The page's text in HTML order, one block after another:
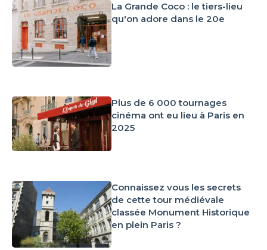
La Grande Coco : le tiers-lieu
qu'on adore dans le 20e
Plus de 6 000 tournages
cinéma ont eu lieu à Paris en
2025
Connaissez vous les secrets
de cette tour médiévale
classée Monument Historique
en plein Paris ?